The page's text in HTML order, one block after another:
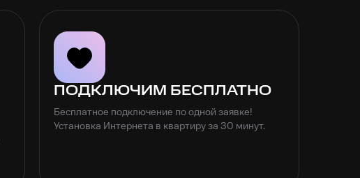
ПОДКЛЮЧИМ БЕСПЛАТНО
Бесплатное подключение по одной заявке!
Установка Интернета в квартиру за 30 минут.